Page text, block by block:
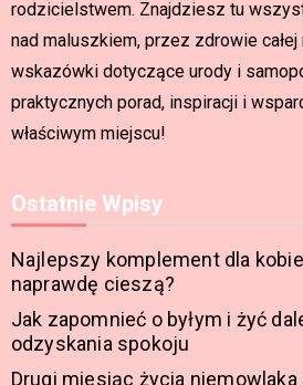
rodzicielstwem. Znajdziesz tu
nad maluszkiem, przez zdrowie całej
wskazówki dotyczące urody i
praktycznych porad, inspiracji i
właściwym miejscu!
Ostatnie Wpisy
Najlepszy komplement dla
naprawdę cieszą?
Jak zapomnieć o byłym i żyć
odzyskania spokoju
Drugi miesiąc życia